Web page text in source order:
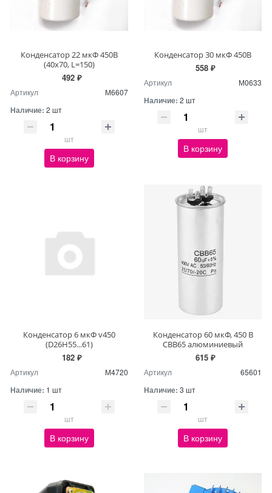
Конденсатор 22 мкФ 450В
(40x70, L=150)
492 ₽
Артикул М6607
Наличие: 2 шт
шт
В корзину
Конденсатор 30 мкФ 450В
558 ₽
Артикул М0633
Наличие: 2 шт
шт
В корзину
Конденсатор 6 мкФ v450
(D26H55...61)
182 ₽
Артикул М4720
Наличие: 1 шт
шт
В корзину
Конденсатор 60 мкФ, 450 В
СВВ65 алюминиевый
615 ₽
Артикул 65601
Наличие: 3 шт
шт
В корзину